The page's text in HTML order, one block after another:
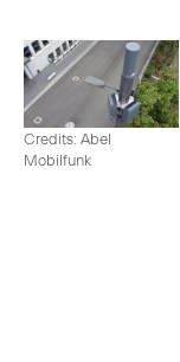
Credits: Abel
Mobilfunk